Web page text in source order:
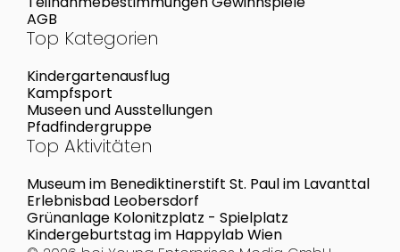
AGB
Top Kategorien
Kindergartenausflug
Kampfsport
Museen und Ausstellungen
Pfadfindergruppe
Top Aktivitäten
Museum im Benediktinerstift St. Paul im Lavanttal
Erlebnisbad Leobersdorf
Grünanlage Kolonitzplatz - Spielplatz
Kindergeburtstag im Happylab Wien